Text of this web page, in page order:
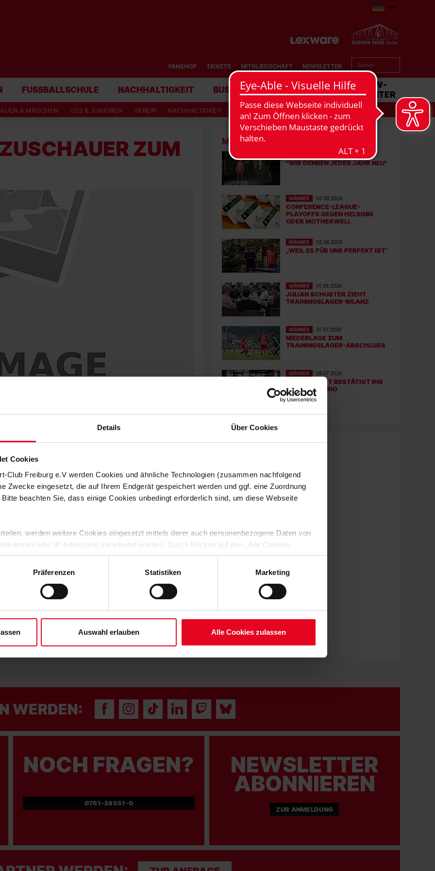
Details Über Cookies
Cookies
Club Freiburg e.V werden Cookies und ähnliche Technologien (zusammen nachfolgend
Zwecke eingesetzt, die auf Ihrem Endgerät gespeichert werden und ggf. eine Zuordnung
beachten Sie, dass einige Cookies unbedingt erforderlich sind, um diese Webseite
werden weitere Cookies eingesetzt mittels derer auch personenbezogene Daten von
oder IP-Adressen) verarbeitet werden. Durch Klicken auf den „Alle Cookies
der Speicherung aller aufgeführten Cookies und der entsprechenden Verarbeitung Ihrer
die unten jeweils angegebene Zwecke gem. § 25 Abs. 1 TDDDG, Art. 6 Abs. 1 lit. a DSGVO
auswählen, werden nur unbedingt erforderliche Cookies eingesetzt. Ihre etwaig erteilten
Präferenzen Statistiken Marketing
Auswahl erlauben Alle Cookies zulassen
FANSHOP TICKETS MITGLIEDSCHAFT NEWSLETTER
FUSSBALLSCHULE NACHHALTIGKEIT BUSINESS STADION MATCHCENTER
& MÄDCHEN U23 & JUNIOREN VEREIN NACHHALTIGKEIT
ZUM
haben am Donnerstag beschlossen, dass "bis Ende
denen eine Kontaktverfolgung und die Einhaltung von
haben am Donnerstag beschlossen, dass "bis Ende
denen eine Kontaktverfolgung und die Einhaltung von
die bislang bis Ende Oktober dieses Jahres geltende
Ende des Jahres verlängert.
dass es "zum einheitlichen Umgang mit Zuschauern bei
Ebene der Chefs der Staatskanzleien" geben werde, "die
Teilzulassung von Zuschauern in der Bundesliga ab
der Ministerpräsidentenkonferenz: "Es ist
große Vorsicht walten lässt. Ich wäre aber zuversichtlich,
wären, mit anfangs 20 bis 30 Prozent der maximalen
MEHR NEWS
06.08.2026
"WIR DENKEN JEDES JAHR NEU"
MÄNNER 03.08.2026
CONFERENCE-LEAGUE-
PLAYOFFS GEGEN HELSINKI
ODER MOTHERWELL
MÄNNER 02.08.2026
„WEIL ES FÜR UNS PERFEKT IST“
MÄNNER 01.08.2026
JULIAN SCHUSTER ZIEHT
TRAININGSLAGER-BILANZ
MÄNNER 31.07.2026
NIEDERLAGE ZUM
TRAININGSLAGER-ABSCHLUSS
MÄNNER 28.07.2026
MANNSCHAFT BESTÄTIGT IHR
KAPITÄNS-TRIO
WERDEN:
NOCH FRAGEN?
0761-38551-0
NEWSLETTER
ABONNIEREN
ZUR ANMELDUNG